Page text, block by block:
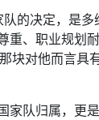
的决定，是
重、职业规划
块对他而言具
队归属，更